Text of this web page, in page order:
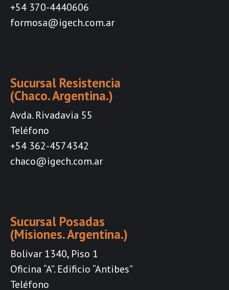
+54 370-4440606
formosa@igech.com.ar
Sucursal Resistencia
(Chaco. Argentina.)
Avda. Rivadavia 55
Teléfono
+54 362-4574342
chaco@igech.com.ar
Sucursal Posadas
(Misiones. Argentina.)
Bolivar 1340, Piso 1
Oficina “A”. Edificio “Antibes”
Teléfono